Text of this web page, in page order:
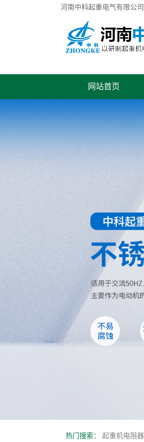
河南中科起重电气有限公
网站首页
热门搜索： 起重机电阻器